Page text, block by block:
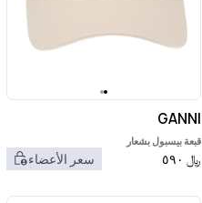
GANNI
قبعة بيسبول بشعار
﷼ ٥٩٠ سعر الأعضاء